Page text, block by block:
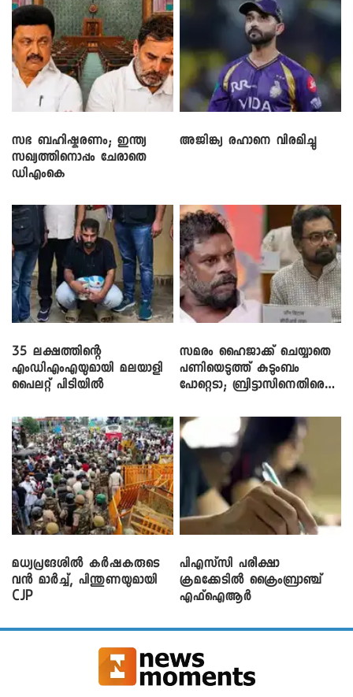
സഭ ബഹിഷ്കരണം; ഇന്ത്യ
സഖ്യത്തിനൊപ്പം ചേരാതെ
ഡിഎംകെ
അജിങ്ക്യ രഹാനെ വിരമിച്ചു
35 ലക്ഷത്തിന്റെ
എംഡിഎംഎയുമായി മലയാളി
പൈലറ്റ് പിടിയിൽ
സമരം ഹൈജാക്ക് ചെയ്യാതെ
പണിയെടുത്ത് കുടുംബം
പോറ്റെടാ; ബ്രിട്ടാസിനെതിരെ
മധ്യപ്രദേശിൽ കർഷകരുടെ
വൻ മാർച്ച്, പിന്തുണയുമായി
CJP
പിഎസ്‌സി പരീക്ഷാ
ക്രമക്കേ‌ടിൽ ക്രൈംബ്രാഞ്ച്
എഫ്ഐആർ